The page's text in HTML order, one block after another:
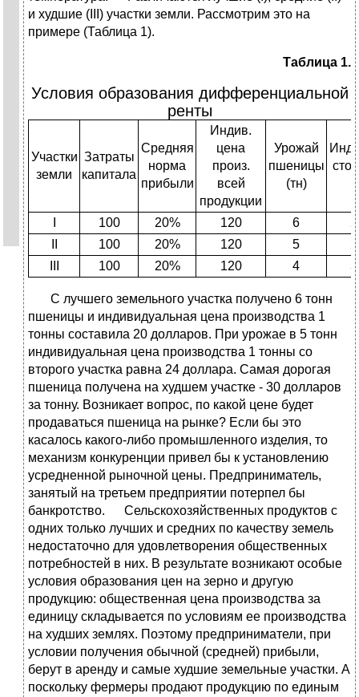
и худшие (III) участки земли. Рассмотрим это на
примере (Таблица 1).
Таблица 1.
Условия образования дифференциальной
ренты
Участки
земли
Затраты
капитала
Средняя
норма
прибыли
Индив.
цена
произ.
всей
продукции
Урожай
пшеницы
(тн)
100 20% 120 6
100 20% 120 5
100 20% 120 4
С лучшего земельного участка получено 6 тонн
пшеницы и индивидуальная цена производства 1
тонны составила 20 долларов. При урожае в 5 тонн
индивидуальная цена производства 1 тонны со
второго участка равна 24 доллара. Самая дорогая
пшеница получена на худшем участке - 30 долларов
за тонну. Возникает вопрос, по какой цене будет
продаваться пшеница на рынке? Если бы это
касалось какого-либо промышленного изделия, то
механизм конкуренции привел бы к установлению
усредненной рыночной цены. Предприниматель,
занятый на третьем предприятии потерпел бы
банкротство. Сельскохозяйственных продуктов с
одних только лучших и средних по качеству земель
недостаточно для удовлетворения общественных
потребностей в них. В результате возникают особые
условия образования цен на зерно и другую
продукцию: общественная цена производства за
единицу складывается по условиям ее производства
на худших землях. Поэтому предприниматели, при
условии получения обычной (средней) прибыли,
берут в аренду и самые худшие земельные участки. А
поскольку фермеры продают продукцию по единым